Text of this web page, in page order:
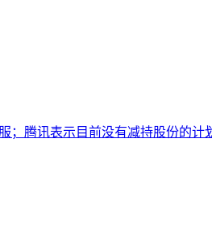
；腾讯表示目前没有减持股份的计